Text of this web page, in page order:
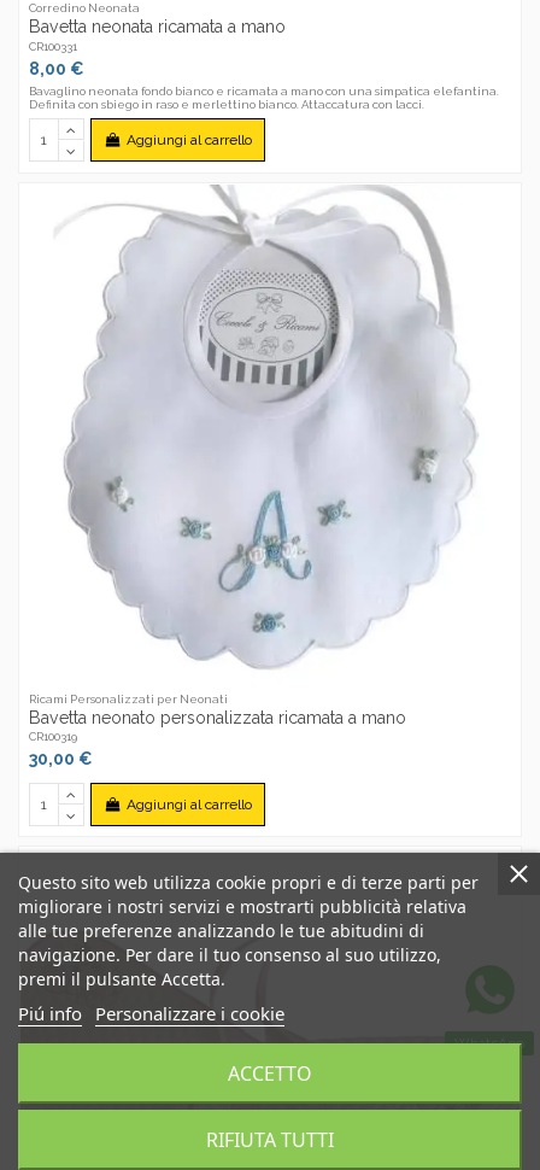
Corredino Neonata
Bavetta neonata ricamata a mano
CR100331
8,00 €
Bavaglino neonata fondo bianco e ricamata a mano con una simpatica elefantina.
Definita con sbiego in raso e merlettino bianco. Attaccatura con lacci.
Aggiungi al carrello
Ricami Personalizzati per Neonati
Bavetta neonato personalizzata ricamata a mano
CR100319
30,00 €
Aggiungi al carrello
WhatsApp
Questo sito web utilizza cookie propri e di terze parti per
migliorare i nostri servizi e mostrarti pubblicità relativa
alle tue preferenze analizzando le tue abitudini di
navigazione. Per dare il tuo consenso al suo utilizzo,
premi il pulsante Accetta.
Piú info Personalizzare i cookie
RIFIUTA TUTTI
ACCETTO